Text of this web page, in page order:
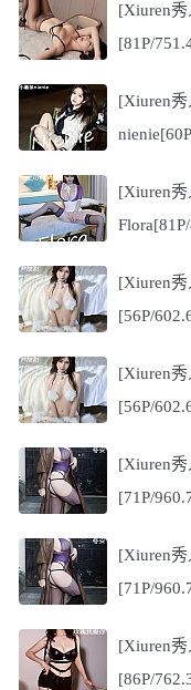
[Xiuren秀
[81P/
[Xiuren秀
[Xiuren秀
[Xiuren秀
[56P/
[Xiuren秀
[56P/
[Xiuren秀
[71P/
[Xiuren秀
[71P/
[Xiuren
[86P/